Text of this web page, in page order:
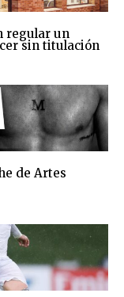
regular un
sin titulación
de Artes